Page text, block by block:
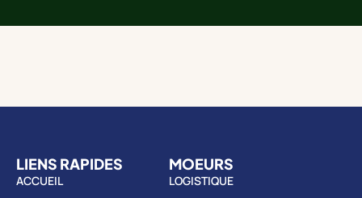
LIENS RAPIDES
ACCUEIL
MOEURS
LOGISTIQUE